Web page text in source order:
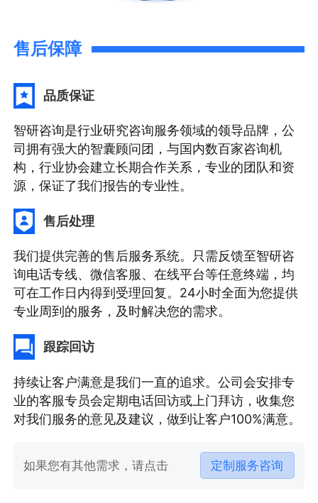
售后保障
品质保证
智研咨询是行业研究咨询服务领域的领导品牌，公
司拥有强大的智囊顾问团，与国内数百家咨询机
构，行业协会建立长期合作关系，专业的团队和资
源，保证了我们报告的专业性。
售后处理
我们提供完善的售后服务系统。只需反馈至智研咨
询电话专线、微信客服、在线平台等任意终端，均
可在工作日内得到受理回复。24小时全面为您提供
专业周到的服务，及时解决您的需求。
跟踪回访
持续让客户满意是我们一直的追求。公司会安排专
业的客服专员会定期电话回访或上门拜访，收集您
对我们服务的意见及建议，做到让客户100%满意。
如果您有其他需求，请点击 定制服务咨询